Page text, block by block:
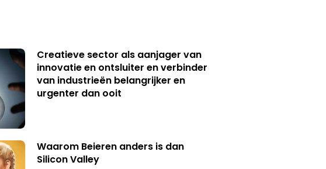
Creatieve sector als aanjager van
innovatie en ontsluiter en verbinder
van industrieën belangrijker en
urgenter dan ooit
Waarom Beieren anders is dan
Silicon Valley